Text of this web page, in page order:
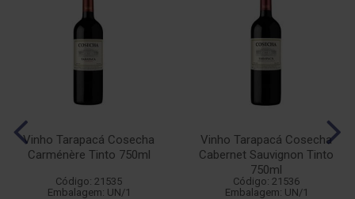
Vinho Tarapacá Cosecha
Carménère Tinto 750ml
Código: 21535
Embalagem: UN/1
Vinho Tarapacá Cosecha
Cabernet Sauvignon Tinto
750ml
Código: 21536
Embalagem: UN/1